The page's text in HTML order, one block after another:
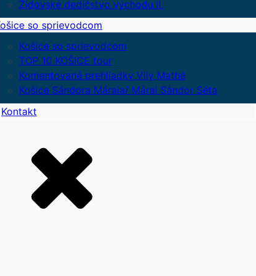
Židovské dedičstvo východu II.
so sprievodcom
Košice so sprievodcom
TOP 10 KOŠICE tour
Komentované prehliadky Vily Mathé
Košice Sándora Máraia/ Márai Sándor Séta
Kontakt